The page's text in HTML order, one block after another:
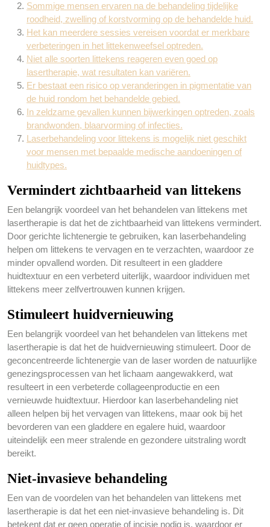
Sommige mensen ervaren na de behandeling tijdelijke
roodheid, zwelling of korstvorming op de behandelde huid.
Het kan meerdere sessies vereisen voordat er merkbare
verbeteringen in het littekenweefsel optreden.
Niet alle soorten littekens reageren even goed op
lasertherapie, wat resultaten kan variëren.
Er bestaat een risico op veranderingen in pigmentatie van
de huid rondom het behandelde gebied.
In zeldzame gevallen kunnen bijwerkingen optreden, zoals
brandwonden, blaarvorming of infecties.
Laserbehandeling voor littekens is mogelijk niet geschikt
voor mensen met bepaalde medische aandoeningen of
huidtypes.
Vermindert zichtbaarheid van littekens
Een belangrijk voordeel van het behandelen van littekens met
lasertherapie is dat het de zichtbaarheid van littekens vermindert.
Door gerichte lichtenergie te gebruiken, kan laserbehandeling
helpen om littekens te vervagen en te verzachten, waardoor ze
minder opvallend worden. Dit resulteert in een gladdere
huidtextuur en een verbeterd uiterlijk, waardoor individuen met
littekens meer zelfvertrouwen kunnen krijgen.
Stimuleert huidvernieuwing
Een belangrijk voordeel van het behandelen van littekens met
lasertherapie is dat het de huidvernieuwing stimuleert. Door de
geconcentreerde lichtenergie van de laser worden de natuurlijke
genezingsprocessen van het lichaam aangewakkerd, wat
resulteert in een verbeterde collageenproductie en een
vernieuwde huidtextuur. Hierdoor kan laserbehandeling niet
alleen helpen bij het vervagen van littekens, maar ook bij het
bevorderen van een gladdere en egalere huid, waardoor
uiteindelijk een meer stralende en gezondere uitstraling wordt
bereikt.
Niet-invasieve behandeling
Een van de voordelen van het behandelen van littekens met
lasertherapie is dat het een niet-invasieve behandeling is. Dit
betekent dat er geen operatie of incisie nodig is, waardoor er